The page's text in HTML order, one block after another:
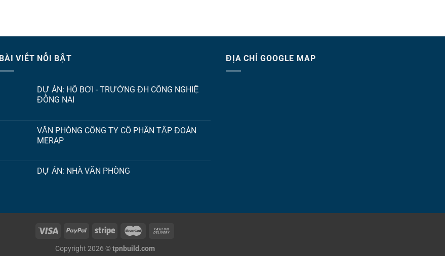
BÀI VIẾT NỔI BẬT
DỰ ÁN: HỒ BƠI - TRƯỜNG ĐH CÔNG NGHIỆ
ĐỒNG NAI
VĂN PHÒNG CÔNG TY CỔ PHẦN TẬP ĐOÀN
MERAP
DỰ ÁN: NHÀ VĂN PHÒNG
ĐỊA CHỈ GOOGLE MAP
Copyright 2026 ©tpnbuild.com